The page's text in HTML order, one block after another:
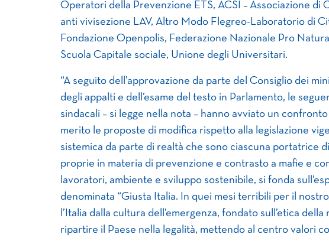
Operatori della Prevenzione ETS, ACSI – Associazione di
anti vivisezione LAV, Altro Modo Flegreo-Laboratorio di
Fondazione Openpolis, Federazione Nazionale Pro
Scuola Capitale sociale, Unione degli Universitari.
“A seguito dell’approvazione da parte del Consiglio dei
degli appalti e dell’esame del testo in Parlamento, le
sindacali – si legge nella nota – hanno avviato un
merito le proposte di modifica rispetto alla legislazione
sistemica da parte di realtà che sono ciascuna portatrice
proprie in materia di prevenzione e contrasto a mafie e
lavoratori, ambiente e sviluppo sostenibile, si fonda
denominata “Giusta Italia. In quei mesi terribili per il
l’Italia dalla cultura dell’emergenza, fondato sull’etica
ripartire il Paese nella legalità, mettendo al centro valori